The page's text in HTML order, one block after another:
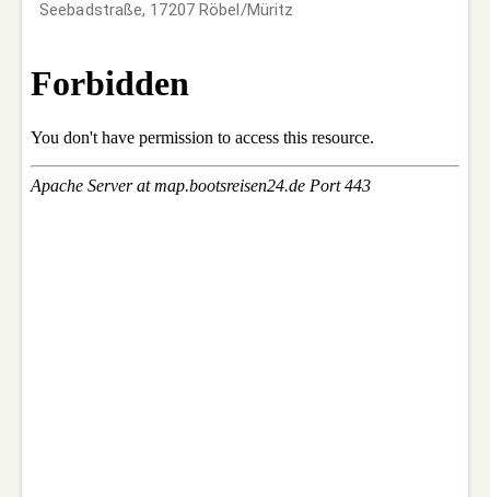
Seebadstraße, 17207 Röbel/Müritz